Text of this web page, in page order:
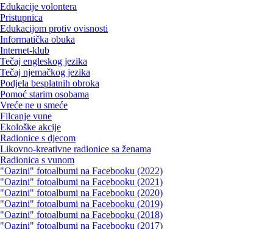
Edukacije volontera
Pristupnica
Edukacijom protiv ovisnosti
Informatička obuka
Internet-klub
Tečaj engleskog jezika
Tečaj njemačkog jezika
Podjela besplatnih obroka
Pomoć starim osobama
Vreće ne u smeće
Filcanje vune
Ekološke akcije
Radionice s djecom
Likovno-kreativne radionice sa ženama
Radionica s vunom
"Oazini" fotoalbumi na Facebooku (2022)
"Oazini" fotoalbumi na Facebooku (2021)
"Oazini" fotoalbumi na Facebooku (2020)
"Oazini" fotoalbumi na Facebooku (2019)
"Oazini" fotoalbumi na Facebooku (2018)
"Oazini" fotoalbumi na Facebooku (2017)